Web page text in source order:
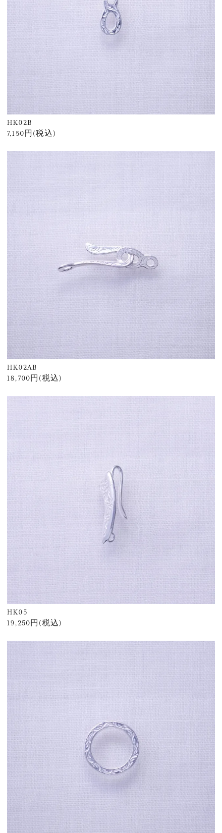
HK02B
7,150円(税込)
HK02AB
18,700円(税込)
HK05
19,250円(税込)